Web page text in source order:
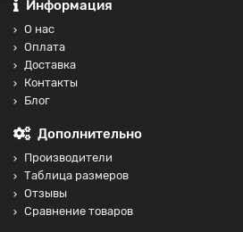
Информация
О нас
Оплата
Доставка
Контакты
Блог
Дополнительно
Производители
Таблица размеров
Отзывы
Сравнение товаров